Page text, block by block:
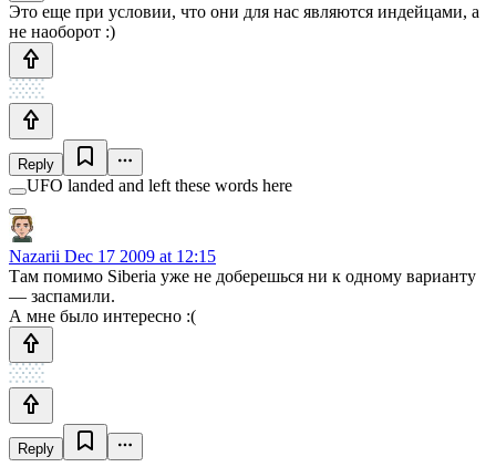
Это еще при условии, что они для нас являются индейцами, а
не наоборот :)
Reply
UFO landed and left these words here
Nazarii Dec 17 2009 at 12:15
Там помимо Siberia уже не доберешься ни к одному варианту
— заспамили.
А мне было интересно :(
Reply